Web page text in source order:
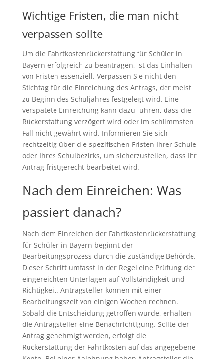
Wichtige Fristen, die man nicht
verpassen sollte
Um die Fahrtkostenrückerstattung für Schüler in
Bayern erfolgreich zu beantragen, ist das Einhalten
von Fristen essenziell. Verpassen Sie nicht den
Stichtag für die Einreichung des Antrags, der meist
zu Beginn des Schuljahres festgelegt wird. Eine
verspätete Einreichung kann dazu führen, dass die
Rückerstattung verzögert wird oder im schlimmsten
Fall nicht gewährt wird. Informieren Sie sich
rechtzeitig über die spezifischen Fristen Ihrer Schule
oder Ihres Schulbezirks, um sicherzustellen, dass Ihr
Antrag fristgerecht bearbeitet wird.
Nach dem Einreichen: Was
passiert danach?
Nach dem Einreichen der Fahrtkostenrückerstattung
für Schüler in Bayern beginnt der
Bearbeitungsprozess durch die zuständige Behörde.
Dieser Schritt umfasst in der Regel eine Prüfung der
eingereichten Unterlagen auf Vollständigkeit und
Richtigkeit. Antragsteller können mit einer
Bearbeitungszeit von einigen Wochen rechnen.
Sobald die Entscheidung getroffen wurde, erhalten
die Antragsteller eine Benachrichtigung. Sollte der
Antrag genehmigt werden, erfolgt die
Rückerstattung der Fahrtkosten auf das angegebene